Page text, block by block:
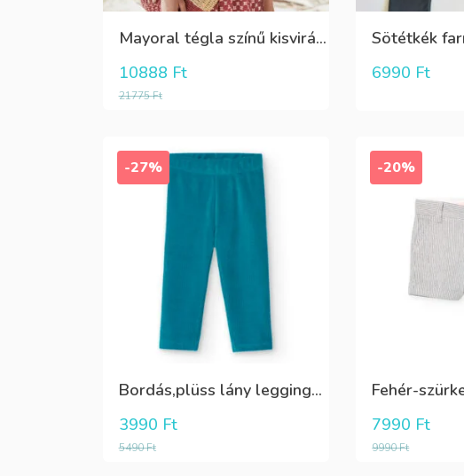
Mayoral tégla színű kisvirág mintás nyári lenge ruha
21775Ft
10888 Ft
6990 Ft
-27%
Bordás,plüss lány leggings zöldeskék
5490Ft
3990 Ft
-20%
9990Ft
7990 Ft